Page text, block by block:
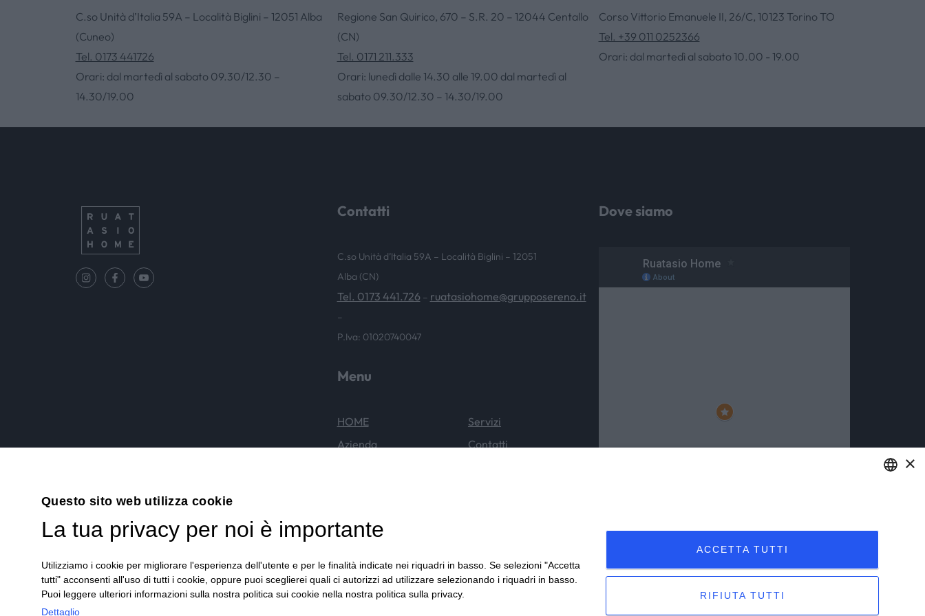
C.so Unità d’Italia 59A – Località Biglini – 12051 Alba
(Cuneo)
Tel. 0173 441726
Orari: dal martedì al sabato 09.30/12.30 –
14.30/19.00
Regione San Quirico, 670 – S.R. 20 – 12044 Centallo
(CN)
Tel. 0171 211.333
Orari: lunedì dalle 14.30 alle 19.00 dal martedì al
sabato 09.30/12.30 – 14.30/19.00
Corso Vittorio Emanuele II, 26/C, 10123 Torino TO
Tel. +39 011 0252366
Orari: dal martedì al sabato 10.00 - 19.00
Contatti
C.so Unità d’Italia 59A – Località Biglini – 12051
Alba (CN)
Tel. 0173 441.726 – ruatasiohome@grupposereno.it
–
P.Iva: 01020740047
Menu
HOME
Azienda
Servizi
Contatti
Dove siamo
×
Questo sito web utilizza cookie
La tua privacy per noi è importante
Utilizziamo i cookie per migliorare l'esperienza dell'utente e per le finalità indicate nei riquadri in basso. Se selezioni "Accetta
tutti" acconsenti all'uso di tutti i cookie, oppure puoi sceglierei quali ci autorizzi ad utilizzare selezionando i riquadri in basso.
Puoi leggere ulteriori informazioni sulla nostra politica sui cookie nella nostra politica sulla privacy.
Dettaglio
ACCETTA TUTTI
RIFIUTA TUTTI